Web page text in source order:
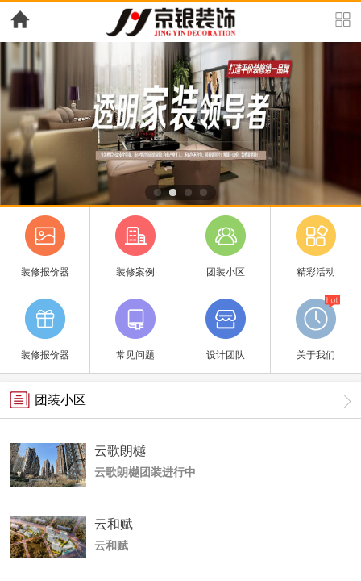
装修报价器 装修案例 团装小区 精彩活动
装修报价器 常见问题 设计团队 关于我们
团装小区
云歌朗樾
云歌朗樾团装进行中
云和赋
云和赋